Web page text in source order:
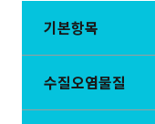
기본항목
수질오염물질